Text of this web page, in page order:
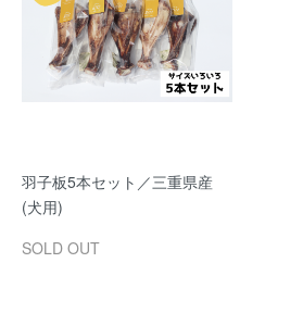
羽子板5本セット／三重県産
(犬用)
SOLD OUT